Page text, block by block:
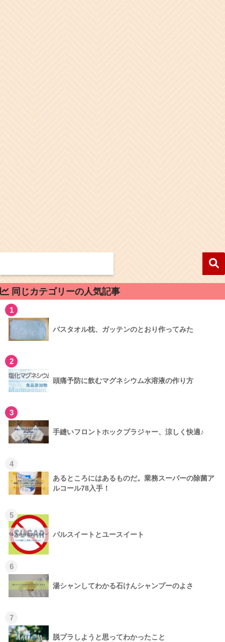
同じカテゴリーの人気記事
1
バスタオル枕、ガッテンのとおり作ってみた
2
頭痛予防に飲むマグネシウム水溶液の作り方
3
手縫いフロントホックブラジャー、涼しく快適♪
4
あるところにはあるものだ。業務スーパーの除菌ア
ルコール78入手！
5
パルスイートとユースイート
6
湯シャンしてわかる石けんシャンプーのよさ
7
脱プラしようと思ってわかったこと